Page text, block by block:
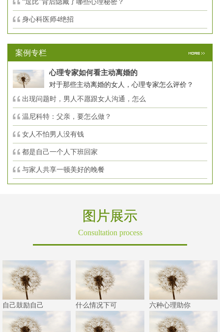
“逗比”背后隐藏了哪些心理秘密？
身心科医师4绝招
案例专栏
心理专家如何看主动离婚的
对于那些主动离婚的女人，心理专家怎么评价？
出现问题时，男人不愿跟女人沟通，怎么
温尼科特：父亲，要怎么做？
女人不怕男人没有钱
都是自己一个人下班回家
与家人共享一顿美好的晚餐
图片展示
Consultation process
自己鼓励自己 什么情况下可 六种心理助你